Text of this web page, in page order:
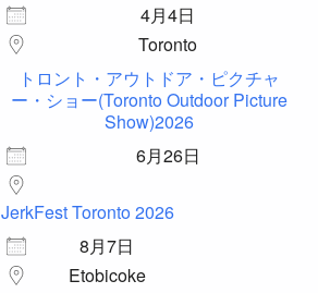
4月4日
Toronto
トロント・アウトドア・ピクチャ
ー・ショー(Toronto Outdoor Picture
Show)2026
6月26日
JerkFest Toronto 2026
8月7日
Etobicoke